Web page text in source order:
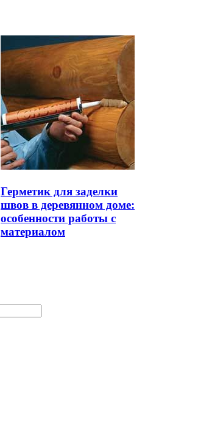
Герметик для заделки
швов в деревянном доме:
особенности работы с
материалом